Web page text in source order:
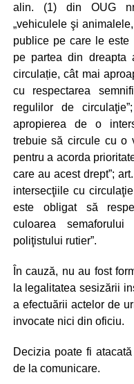
alin. (1) din OUG
„vehiculele şi
publice pe care le este
pe partea din dreapta
circulație, cât mai
cu respectarea
regulilor de
apropierea de o
trebuie să circule cu o
pentru a acorda
care au acest drept”;
intersecţiile cu
este obligat să
culoarea
poliţistului rutier”.
În cauză, nu au fost
la legalitatea sesizării
a efectuării actelor de
invocate nici din oficiu.
Decizia poate fi
de la comunicare.